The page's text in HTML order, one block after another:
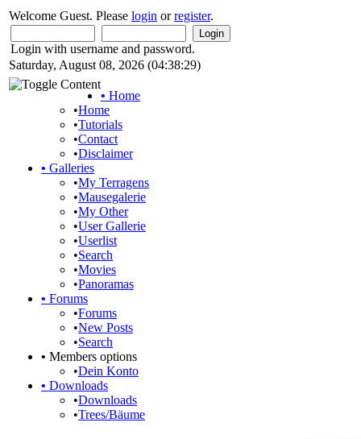
Welcome Guest. Please login orregister.
Login with username and password.
Saturday, August 08, 2026 (04:38:29)
• Home
•Home
•Tutorials
•Contact
•Disclaimer
• Galleries
•My Terragens
•Mausegalerie
•My Other
•User Gallerie
•Userlist
•Search
•Movies
•Panoramas
• Forums
•Forums
•New Posts
•Search
• Members options
•Dein Konto
• Downloads
•Downloads
•Trees/Bäume